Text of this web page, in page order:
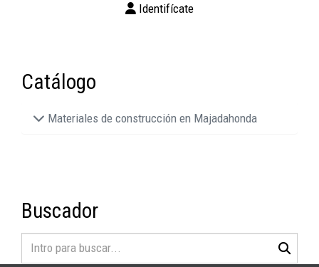
Identifícate
Catálogo
Materiales de construcción en Majadahonda
Buscador